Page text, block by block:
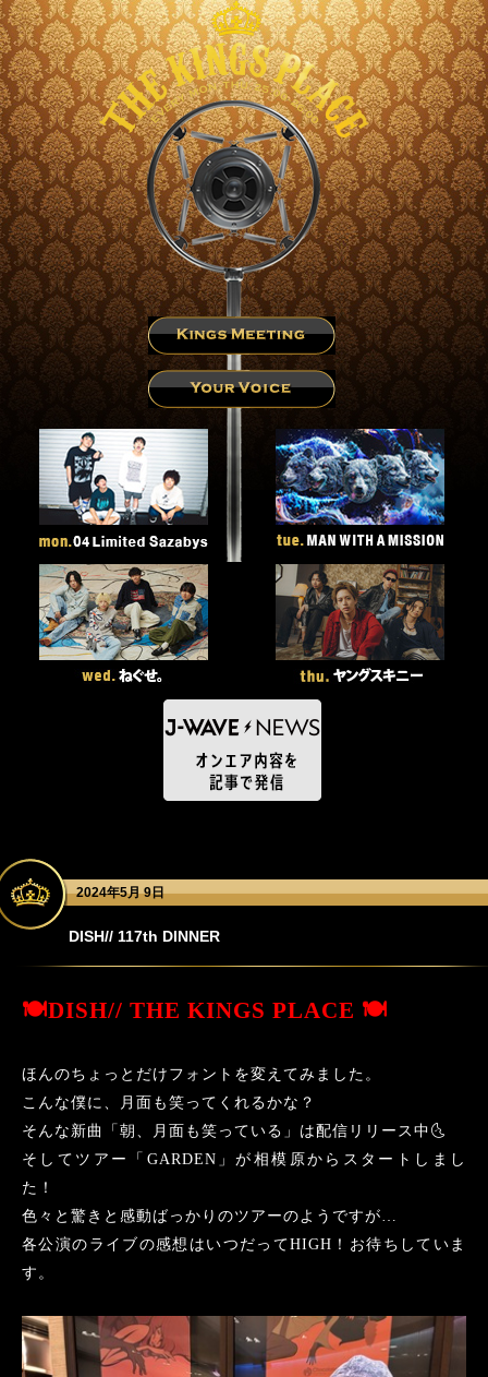
2024年5月 9日
DISH// 117th DINNER
🍽DISH// THE KINGS PLACE 🍽
ほんのちょっとだけフォントを変えてみました。
こんな僕に、月面も笑ってくれるかな？
そんな新曲「朝、月面も笑っている」は配信リリース中 🌜
そしてツアー「 GARDEN 」が相模原からスタートしまし
た！
色々と驚きと感動ばっかりのツアーのようですが…
各公演のライブの感想はいつだってHIGH ！お待ちしていま
す。